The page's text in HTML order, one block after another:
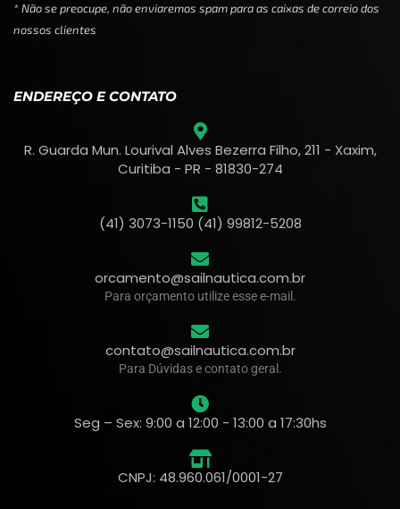
* Não se preocupe, não enviaremos spam para as caixas de correio dos
nossos clientes
ENDEREÇO E CONTATO
R. Guarda Mun. Lourival Alves Bezerra Filho, 211 - Xaxim,
Curitiba - PR - 81830-274
(41) 3073-1150 (41) 99812-5208
orcamento@sailnautica.com.br
Para orçamento utilize esse e-mail.
contato@sailnautica.com.br
Para Dúvidas e contato geral.
Seg – Sex: 9:00 a 12:00 - 13:00 a 17:30hs
CNPJ: 48.960.061/0001-27